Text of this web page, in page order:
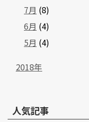
7月 (8)
6月 (4)
5月 (4)
2018年
人気記事